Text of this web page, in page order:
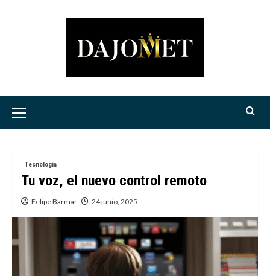
Menú
Tecnologia
Tu voz, el nuevo control remoto
Felipe Barmar 24 junio, 2025